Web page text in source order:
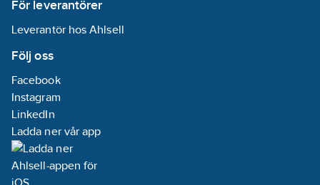
För leverantörer
Leverantör hos Ahlsell
Följ oss
Facebook
Instagram
LinkedIn
Ladda ner vår app